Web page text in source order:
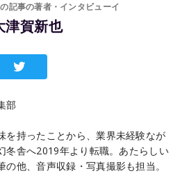
記事の著者・インタビューイ
津賀新也
部
を持ったことから、業界未経験なが
冬舎へ2019年より転職。あたらしい
他、音声収録・写真撮影も担当。